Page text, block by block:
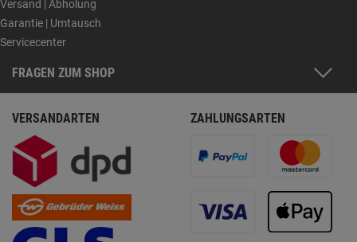
Versand | Abholung
Garantie | Umtausch
Servicecenter
FRAGEN ZUM SHOP
VERSANDARTEN ZAHLUNGSARTEN